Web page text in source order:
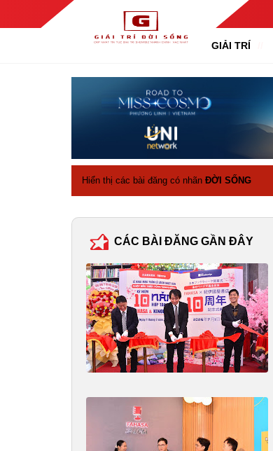
GIẢI TRÍ
Hiển thị các bài đăng có nhãn ĐỜI SỐNG
CÁC BÀI ĐĂNG GẦN ĐÂY